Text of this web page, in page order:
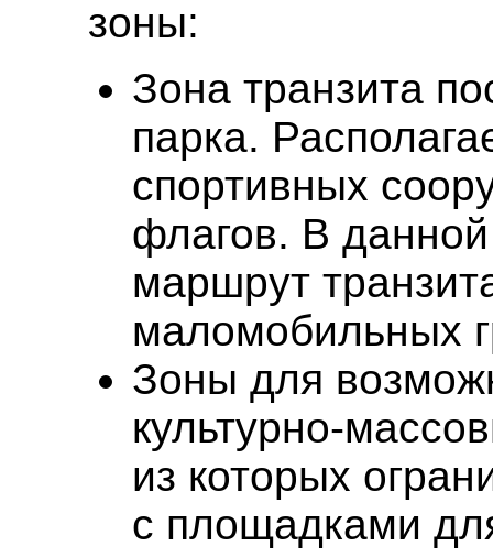
зоны:
Зона транзита
парка.
спортивных
флагов. В
маршрут
маломобильных
Зоны для
культурно-
из которых
с площадками